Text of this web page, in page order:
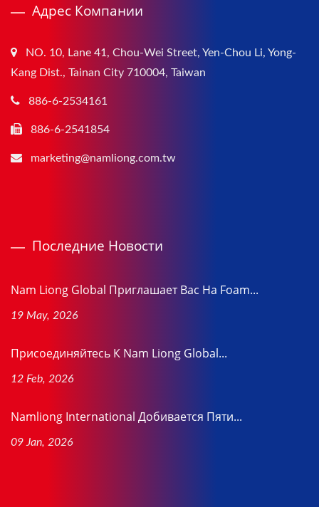
Адрес Компании
NO. 10, Lane 41, Chou-Wei Street, Yen-Chou Li, Yong-
Kang Dist., Tainan City 710004, Taiwan
886-6-2534161
886-6-2541854
marketing@namliong.com.tw
Последние Новости
Nam Liong Global Приглашает Вас На Foam...
19 May, 2026
Присоединяйтесь К Nam Liong Global...
12 Feb, 2026
Namliong International Добивается Пяти...
09 Jan, 2026